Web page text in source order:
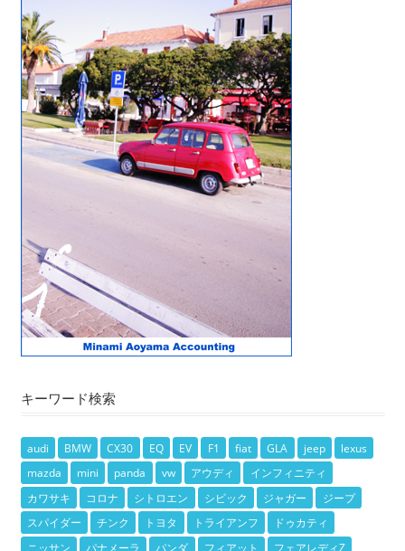
キーワード検索
audi BMW CX30 EQ EV F1 fiat GLA jeep
lexus
mazda
mini panda vw アウディ
インフィニティ
カワサキ
コロナ シトロエン シビック ジャガー
ジープ
スパイダー
チンク トヨタ トライアンフ
ドゥカティ
ニッサン
パナメーラ パンダ フィアット フェアレディZ